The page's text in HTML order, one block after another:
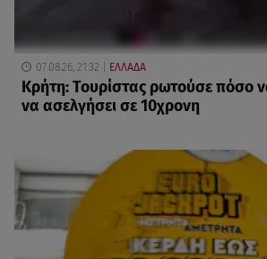
07.08.26, 21:32 ΕΛΛΑΔΑ
Κρήτη: Τουρίστας ρωτούσε πόσο
να ασελγήσει σε 10χρονη